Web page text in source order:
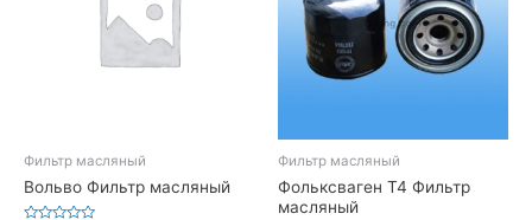
Фильтр масляный
Вольво Фильтр масляный
Фильтр масляный
Фольксваген Т4 Фильтр
масляный